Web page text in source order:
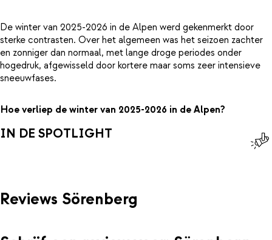
De winter van 2025-2026 in de Alpen werd gekenmerkt door
sterke contrasten. Over het algemeen was het seizoen zachter
en zonniger dan normaal, met lange droge periodes onder
hogedruk, afgewisseld door kortere maar soms zeer intensieve
sneeuwfases.
Hoe verliep de winter van 2025-2026 in de Alpen?
IN DE SPOTLIGHT
Reviews Sörenberg